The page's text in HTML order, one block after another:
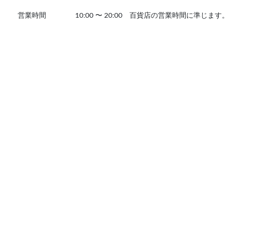
営業時間 10:00 〜 20:00 百貨店の営業時間に準じます。